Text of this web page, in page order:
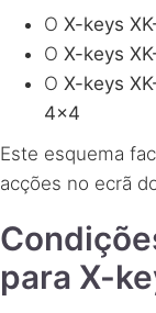
O X-keys
O X-keys
O X-keys
4×4
Este esquema
acções no ecrã
para X-